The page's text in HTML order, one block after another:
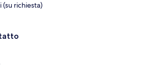
(su richiesta)